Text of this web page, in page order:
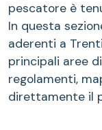
pescatore è
In questa
aderenti a
principali aree
regolamenti,
direttamente il